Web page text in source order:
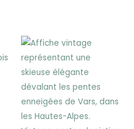
Plage
de
prix :
30,00 €